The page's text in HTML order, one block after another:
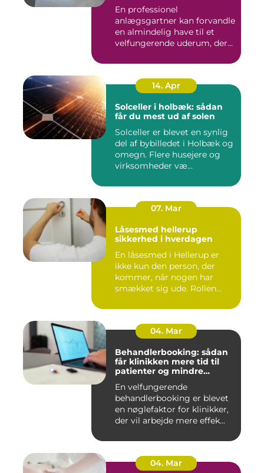
En professionel
anlægsgartner kan forvandle
en almindelig have til et
velfungerende uderum, der
14. Apr
Solceller i holbæk: sådan
får du mest ud af solen
Solceller er blevet en synlig
del af bybilledet i Holbæk og
omegn. Flere husejere og
virksomheder væ...
07. Mar
Låsesmed hellerup
sikkerhed i hverdagen
En låsesmed i Hellerup er
ikke kun den person, der
kommer, når nogen har
smækket sig ude. Rollen
04. Mar
Behandlerbooking: sådan
får klinikken mere tid til
patienter og mindre
En velfungerende
behandlerbooking er blevet
en nøglefaktor for klinikker,
der vil arbejde mere effek...
04. Mar